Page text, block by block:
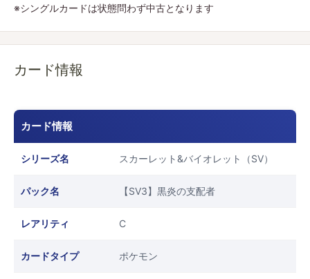
※シングルカードは状態問わず中古となります
カード情報
カード情報
シリーズ名 スカーレット&バイオレット（SV）
パック名 【SV3】黒炎の支配者
レアリティ C
カードタイプ ポケモン